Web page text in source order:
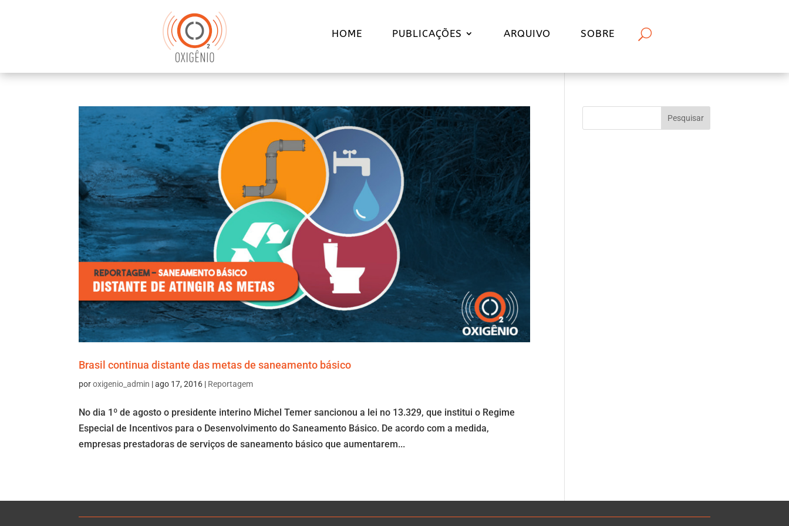
HOME PUBLICAÇÕES ARQUIVO SOBRE
Brasil continua distante das metas de saneamento básico
poroxigenio_admin |ago 17, 2016 | Reportagem
No dia 1º de agosto o presidente interino Michel Temer sancionou a lei no 13.329, que institui o Regime
Especial de Incentivos para o Desenvolvimento do Saneamento Básico. De acordo com a medida,
empresas prestadoras de serviços de saneamento básico que aumentarem...